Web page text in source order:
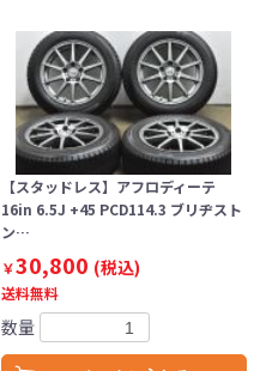
【スタッドレス】アフロディーテ
16in 6.5J +45 PCD114.3 ブリヂスト
ン…
￥30,800 (税込)
送料無料
数量